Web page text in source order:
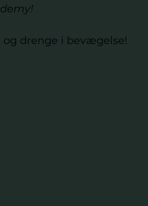
drenge i bevægelse!